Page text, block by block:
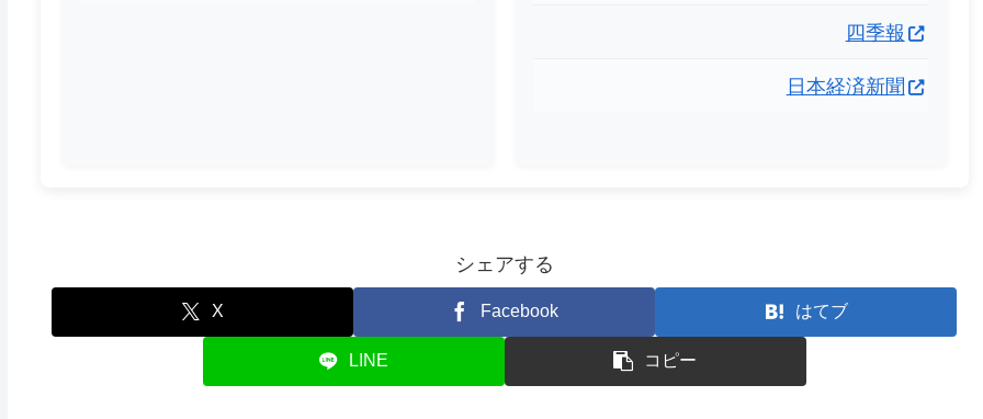
四季報
日本経済新聞
シェアする
X Facebook はてブ
LINE コピー